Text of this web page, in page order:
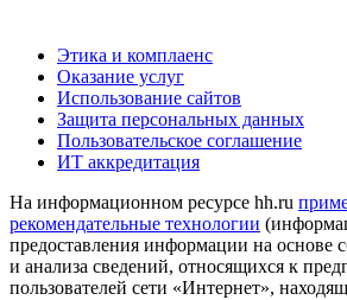
Этика и комплаенс
Оказание услуг
Использование сайтов
Защита персональных данных
Пользовательское соглашение
ИТ аккредитация
На информационном ресурсе hh.ru
рекомендательные технологии
предоставления информации на основе
и анализа сведений, относящихся к
пользователей сети «Интернет»,